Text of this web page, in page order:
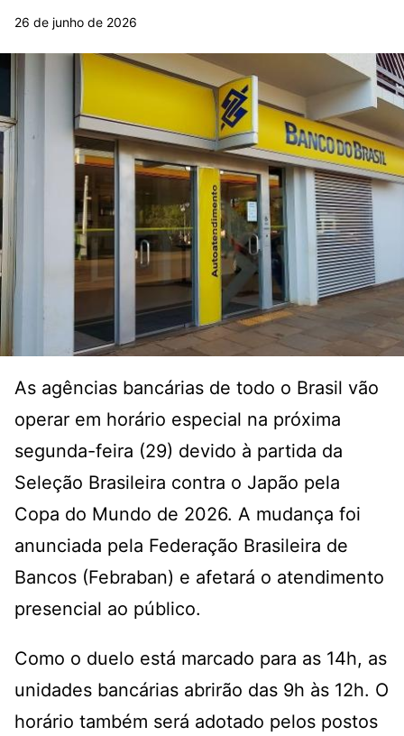
26 de junho de 2026
As agências bancárias de todo o Brasil vão
operar em horário especial na próxima
segunda-feira (29) devido à partida da
Seleção Brasileira contra o Japão pela
Copa do Mundo de 2026. A mudança foi
anunciada pela Federação Brasileira de
Bancos (Febraban) e afetará o atendimento
presencial ao público.
Como o duelo está marcado para as 14h, as
unidades bancárias abrirão das 9h às 12h. O
horário também será adotado pelos postos